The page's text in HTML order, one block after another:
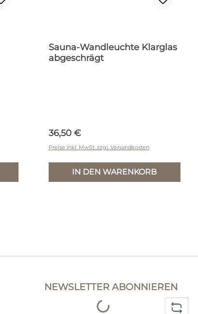
Sauna-Wandleuchte Klarglas
abgeschrägt
Regulärer Preis:
36,50 €
Preise inkl. MwSt. zzgl. Versandkosten
IN DEN WARENKORB
NEWSLETTER ABONNIEREN
Loading...